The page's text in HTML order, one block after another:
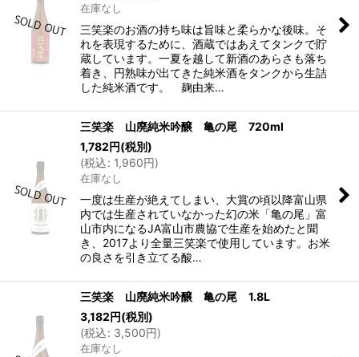
在庫なし
三笑楽のお酒の持ち味は旨味と柔らかな後味。そ
れを表現するために、酒蔵ではあえてタンクで貯
蔵しています。一夏を越して新酒のあらさも落ち
着き、円熟味が出てきた純米酒をタンクから生詰
した純米酒です。 麹由来…
三笑楽 山廃純米吟醸 亀の尾 720ml
1,782円(税別)
(税込: 1,960円)
在庫なし
一度は生産が絶えてしまい、大賞の頃以降富山県
内では生産されていなかった幻の米「亀の尾」富
山市内になるJA富山市農協で生産を始めたと聞
き、2017より全量三笑楽で使用しています。お米
の良さを引き立てる酸…
三笑楽 山廃純米吟醸 亀の尾 1.8L
3,182円(税別)
(税込: 3,500円)
在庫なし